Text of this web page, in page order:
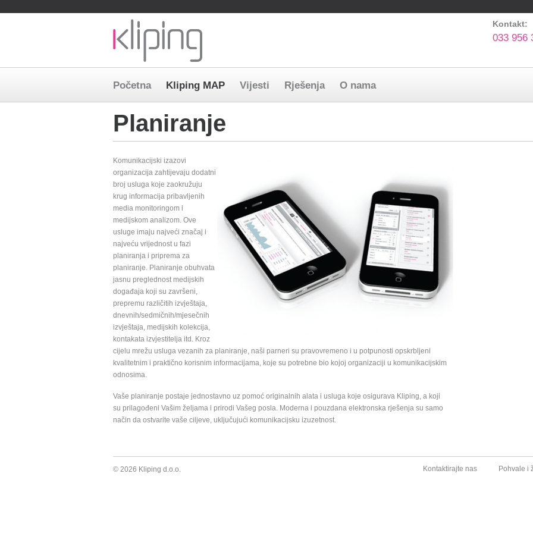
country
Kontakt:
033 956
Preskoči
Početna Kliping MAP Vijesti Rješenja O nama
Planiranje
Komunikacijski izazovi
organizacija zahtijevaju dodatni
broj usluga koje zaokružuju
krug informacija pribavljenih
media monitoringom i
medijskom analizom. Ove
usluge imaju najveći značaj i
najveću vrijednost u fazi
planiranja i priprema za
planiranje. Planiranje obuhvata
jasnu preglednost medijskih
događaja koji su završeni,
prepremu različitih izvještaja,
dnevnih/sedmičnih/mjesečnih
izvještaja, medijskih kolekcija,
kontakata izvjestitelja itd. Kroz
cijelu mrežu usluga vezanih za planiranje, naši parneri su pravovremeno i u potpunosti opskrbljeni
kvalitetnim i praktično korisnim informacijama, koje su potrebne bio kojoj organizaciji u komunikacijskim
odnosima.
Vaše planiranje postaje jednostavno uz pomoć originalnih alata i usluga koje osigurava Kliping, a koji
su prilagođeni Vašim željama i prirodi Vašeg posla. Moderna i pouzdana elektronska rješenja su samo
način da ostvarite vaše ciljeve, uključujući komunikacijsku izuzetnost.
© 2026 Kliping d.o.o. Kontaktirajte nas Pohvale i